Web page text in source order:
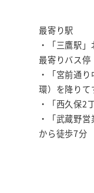
最寄り駅
・「三鷹駅
最寄りバス停
・「宮前通
環）を降りて
・「西久保2
・「武蔵野
から徒歩7分